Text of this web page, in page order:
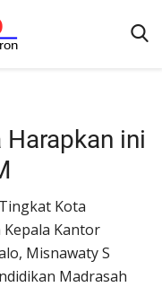
ini
Kota
Kantor
Misnawaty S
Madrasah